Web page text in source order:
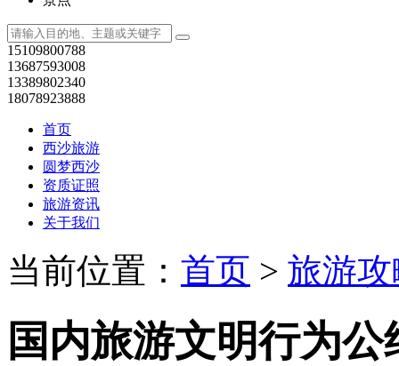
15109800788
13687593008
13389802340
18078923888
首页
西沙旅游
圆梦西沙
资质证照
旅游资讯
关于我们
当前位置： 首页 > 旅游
国内旅游文明行为公